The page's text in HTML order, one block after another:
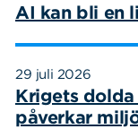
AI kan bli en
29 juli 2026
Krigets
påverkar